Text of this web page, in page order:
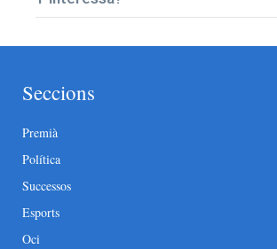
Seccions
Premià
Política
Successos
Esports
Oci